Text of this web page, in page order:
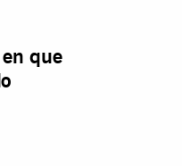
que